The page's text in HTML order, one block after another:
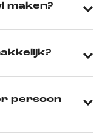
maken?
persoon